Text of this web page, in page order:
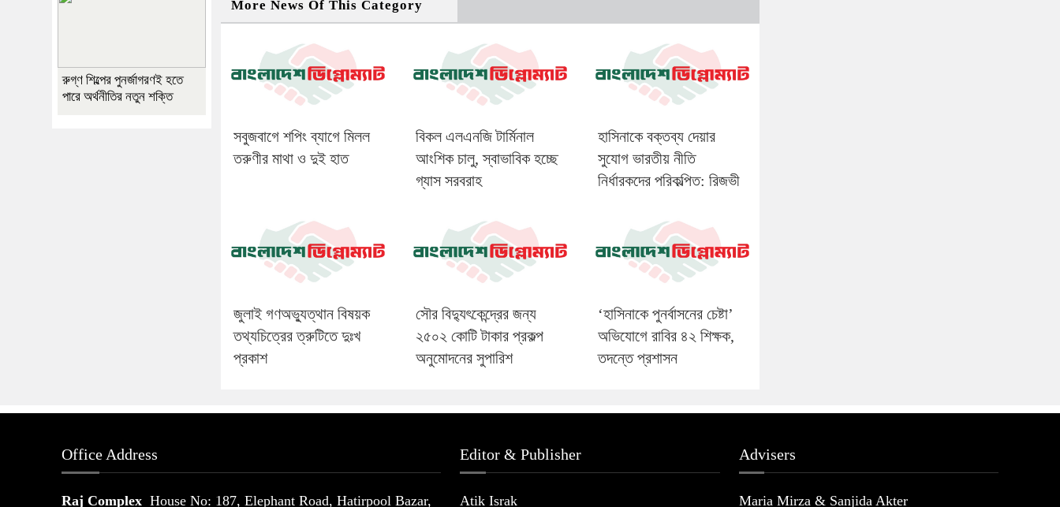
More News Of This Category
সবুজবাগে শপিং ব্যাগে মিলল
তরুণীর মাথা ও দুই হাত
বিকল এলএনজি টার্মিনাল
আংশিক চালু, স্বাভাবিক হচ্ছে
গ্যাস সরবরাহ
হাসিনাকে বক্তব্য দেয়ার
সুযোগ ভারতীয় নীতি
নির্ধারকদের পরিকল্পিত: রিজভী
জুলাই গণঅভ্যুত্থান বিষয়ক
তথ্যচিত্রের ত্রুটিতে দুঃখ
প্রকাশ
সৌর বিদ্যুৎকেন্দ্রের জন্য
২৫০২ কোটি টাকার প্রকল্প
অনুমোদনের সুপারিশ
‘হাসিনাকে পুনর্বাসনের চেষ্টা’
অভিযোগে রাবির ৪২ শিক্ষক,
তদন্তে প্রশাসন
রুগ্ণ শিল্পের পুনর্জাগরণই হতে
পারে অর্থনীতির নতুন শক্তি
Office Address
Raj Complex House No: 187, Elephant Road, Hatirpool Bazar,
Editor & Publisher
Atik Israk
Advisers
Maria Mirza & Sanjida Akter